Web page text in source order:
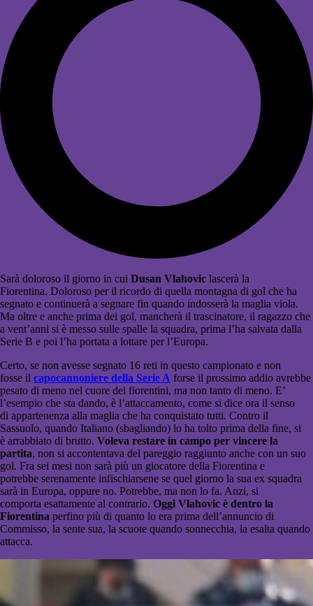
Sarà doloroso il giorno in cui Dusan Vlahovic lascerà la
Fiorentina. Doloroso per il ricordo di quella montagna di gol che ha
segnato e continuerà a segnare fin quando indosserà la maglia viola.
Ma oltre e anche prima dei gol, mancherà il trascinatore, il ragazzo che
a vent’anni si è messo sulle spalle la squadra, prima l’ha salvata dalla
Serie B e poi l’ha portata a lottare per l’Europa.
Certo, se non avesse segnato 16 reti in questo campionato e non
fosse il capocannoniere della Serie A forse il prossimo addio avrebbe
pesato di meno nel cuore dei fiorentini, ma non tanto di meno. E’
l’esempio che sta dando, è l’attaccamento, come si dice ora il senso
di appartenenza alla maglia che ha conquistato tutti. Contro il
Sassuolo, quando Italiano (sbagliando) lo ha tolto prima della fine, si
è arrabbiato di brutto. Voleva restare in campo per vincere la
partita, non si accontentava del pareggio raggiunto anche con un suo
gol. Fra sei mesi non sarà più un giocatore della Fiorentina e
potrebbe serenamente infischiarsene se quel giorno la sua ex squadra
sarà in Europa, oppure no. Potrebbe, ma non lo fa. Anzi, si
comporta esattamente al contrario. Oggi Vlahovic è dentro la
Fiorentina perfino più di quanto lo era prima dell’annuncio di
Commisso, la sente sua, la scuote quando sonnecchia, la esalta quando
attacca.